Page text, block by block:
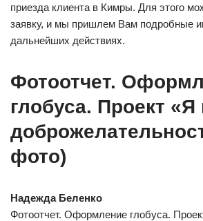
приезда клиента в Кимры. Для этого
заявку, и мы пришлем Вам подробные
дальнейших действиях.
Фотоотчет.
глобуса. Проект
фото)
Надежда Беленко
Фотоотчет. Оформление глобуса.